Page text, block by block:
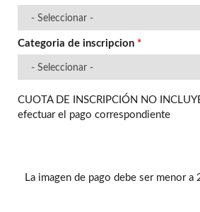
Categoria de inscripcion *
La imagen de pago debe ser menor
CUOTA DE INSCRIPCIÓN NO
efectuar el pago correspondiente